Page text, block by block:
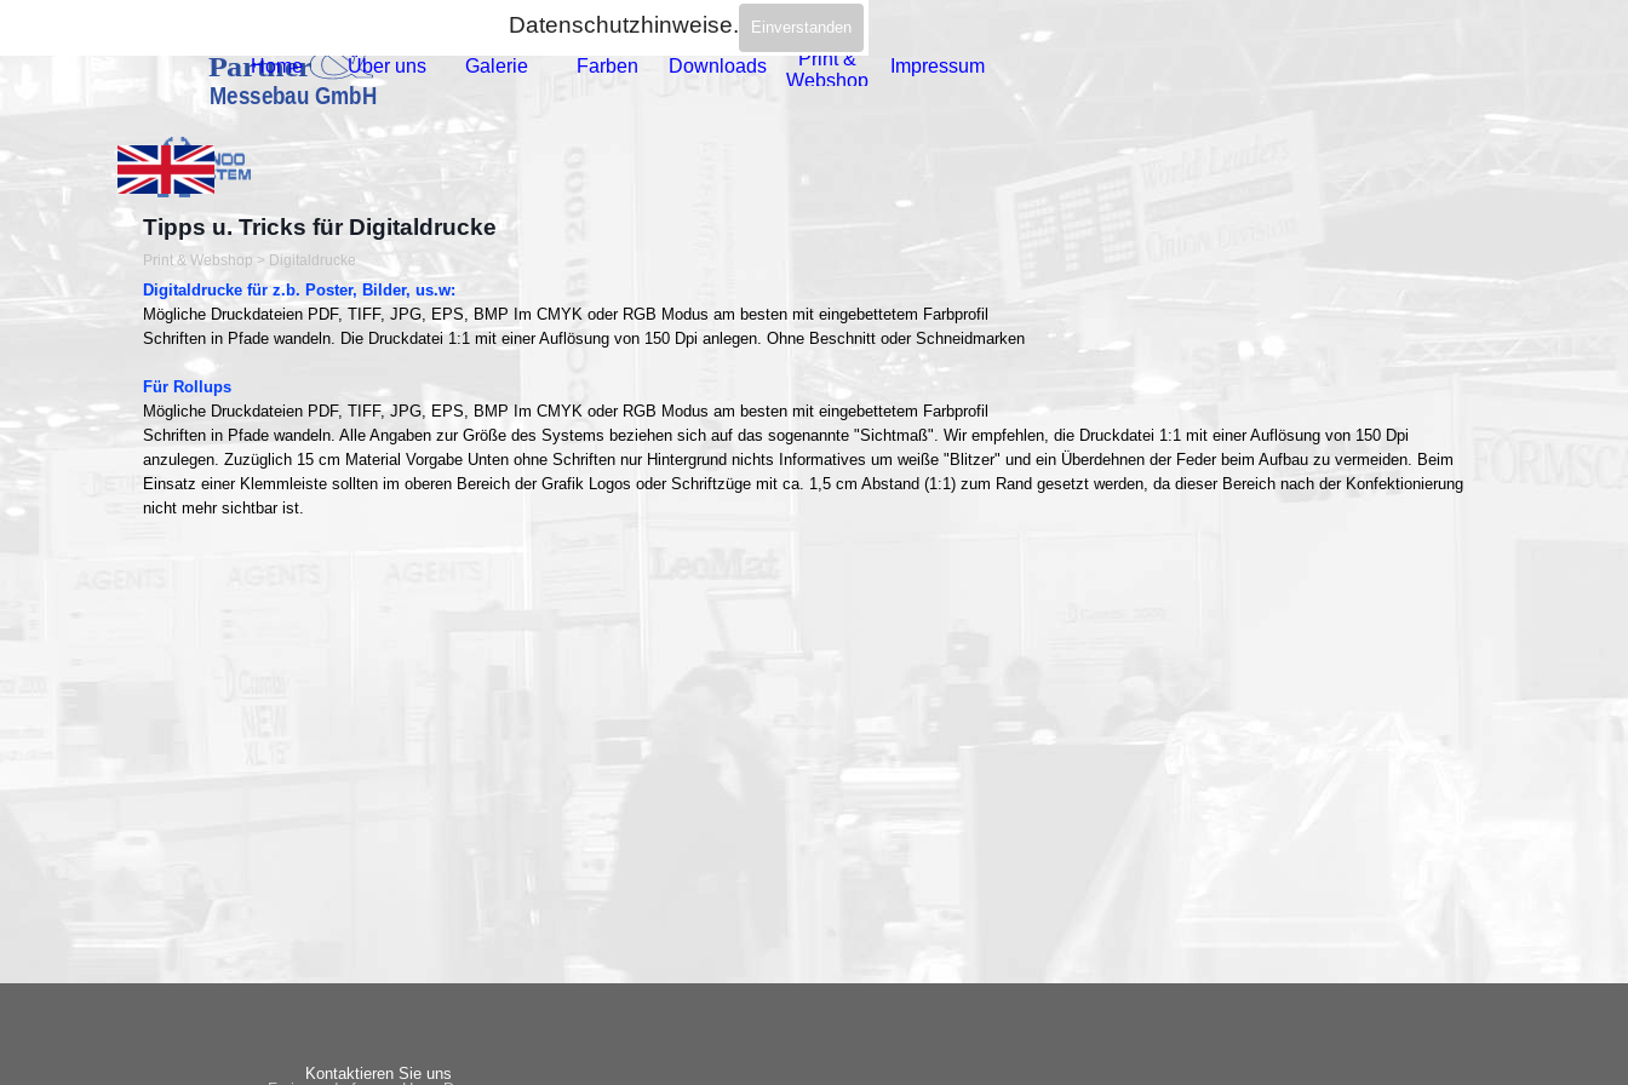
Datenschutzhinweise. Einverstanden
Menü überspringen
Home Über uns ▼
Galerie ▼
Farben ▼
Downloads ▼
Print &
Webshop
▼
Impressum
Tipps u. Tricks für Digitaldrucke
Print & Webshop > Digitaldrucke
Digitaldrucke für z.b. Poster, Bilder, us.w:
Mögliche Druckdateien PDF, TIFF, JPG, EPS, BMP Im CMYK oder RGB Modus am besten mit eingebettetem Farbprofil
Schriften in Pfade wandeln. Die Druckdatei 1:1 mit einer Auflösung von 150 Dpi anlegen. Ohne Beschnitt oder Schneidmarken
Für Rollups
Mögliche Druckdateien PDF, TIFF, JPG, EPS, BMP Im CMYK oder RGB Modus am besten mit eingebettetem Farbprofil
Schriften in Pfade wandeln. Alle Angaben zur Größe des Systems beziehen sich auf das sogenannte "Sichtmaß". Wir empfehlen, die Druckdatei 1:1 mit einer Auflösung von 150 Dpi
anzulegen. Zuzüglich 15 cm Material Vorgabe Unten ohne Schriften nur Hintergrund nichts Informatives um weiße "Blitzer" und ein Überdehnen der Feder beim Aufbau zu vermeiden. Beim
Einsatz einer Klemmleiste sollten im oberen Bereich der Grafik Logos oder Schriftzüge mit ca. 1,5 cm Abstand (1:1) zum Rand gesetzt werden, da dieser Bereich nach der Konfektionierung
nicht mehr sichtbar ist.
Kontaktieren Sie uns